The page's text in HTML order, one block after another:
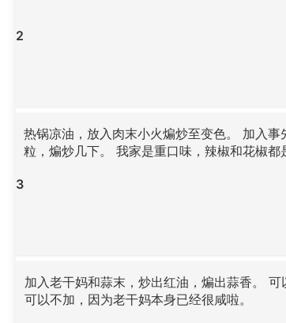
2
3
热锅凉油，放入肉末小火煸炒至变色。 加入事
粒，煸炒几下。 我家是重口味，辣椒和花椒都
加入老干妈和蒜末，炒出红油，煸出蒜香。
可以不加，因为老干妈本身已经很咸啦。